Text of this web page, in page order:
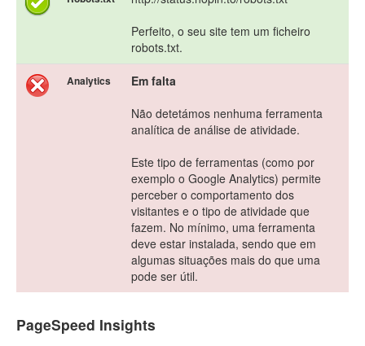
Perfeito, o seu site tem um ficheiro
robots.txt.
Analytics
Em falta
Não detetámos nenhuma ferramenta
analítica de análise de atividade.
Este tipo de ferramentas (como por
exemplo o Google Analytics) permite
perceber o comportamento dos
visitantes e o tipo de atividade que
fazem. No mínimo, uma ferramenta
deve estar instalada, sendo que em
algumas situações mais do que uma
pode ser útil.
PageSpeed Insights